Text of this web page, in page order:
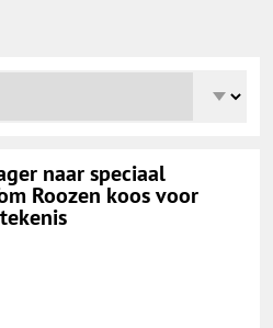
naar speciaal
Roozen koos voor